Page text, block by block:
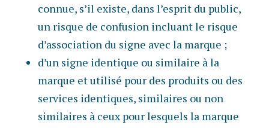
connue, s’il existe, dans l’esprit du public,
un risque de confusion incluant le risque
d’association du signe avec la marque ;
d’un signe identique ou similaire à la
marque et utilisé pour des produits ou des
services identiques, similaires ou non
similaires à ceux pour lesquels la marque